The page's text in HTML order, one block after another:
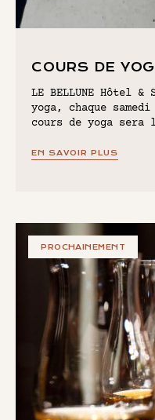
COURS DE
LE BELLUNE Hôtel
yoga, chaque
cours de yoga sera
EN SAVOIR PLUS
PROCHAINEMENT